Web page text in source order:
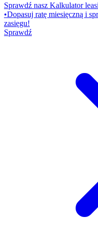
Sprawdź nasz Kalkulator
•Dopasuj ratę miesięczną i
zasięgu!
Sprawdź